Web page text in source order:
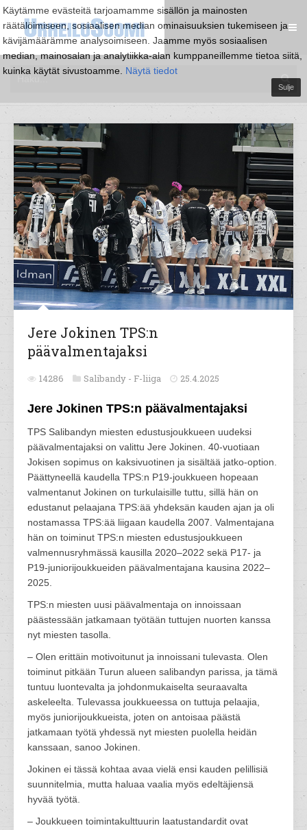
Käytämme evästeitä tarjoamamme sisällön ja mainosten
räätälöimiseen, sosiaalisen median ominaisuuksien tukemiseen ja
kävijämäärämme analysoimiseen. Jaamme myös sosiaalisen
median, mainosalan ja analytiikka-alan kumppaneillemme tietoa siitä,
kuinka käytät sivustoamme. Näytä tiedot
Sulje
Jere Jokinen TPS:n
päävalmentajaksi
14286 Salibandy - F-liiga 25.4.2025
Jere Jokinen TPS:n päävalmentajaksi
TPS Salibandyn miesten edustusjoukkueen uudeksi
päävalmentajaksi on valittu Jere Jokinen. 40-vuotiaan
Jokisen sopimus on kaksivuotinen ja sisältää jatko-option.
Päättyneellä kaudella TPS:n P19-joukkueen hopeaan
valmentanut Jokinen on turkulaisille tuttu, sillä hän on
edustanut pelaajana TPS:ää yhdeksän kauden ajan ja oli
nostamassa TPS:ää liigaan kaudella 2007. Valmentajana
hän on toiminut TPS:n miesten edustusjoukkueen
valmennusryhmässä kausilla 2020–2022 sekä P17- ja
P19-juniorijoukkueiden päävalmentajana kausina 2022–
2025.
TPS:n miesten uusi päävalmentaja on innoissaan
päästessään jatkamaan työtään tuttujen nuorten kanssa
nyt miesten tasolla.
– Olen erittäin motivoitunut ja innoissani tulevasta. Olen
toiminut pitkään Turun alueen salibandyn parissa, ja tämä
tuntuu luontevalta ja johdonmukaiselta seuraavalta
askeleelta. Tulevassa joukkueessa on tuttuja pelaajia,
myös juniorijoukkueista, joten on antoisaa päästä
jatkamaan työtä yhdessä nyt miesten puolella heidän
kanssaan, sanoo Jokinen.
Jokinen ei tässä kohtaa avaa vielä ensi kauden pelillisiä
suunnitelmia, mutta haluaa vaalia myös edeltäjiensä
hyvää työtä.
– Joukkueen toimintakulttuurin laatustandardit ovat